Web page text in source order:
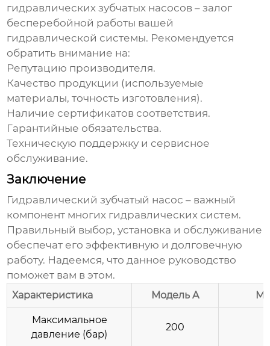
гидравлических зубчатых насосов – залог
бесперебойной работы вашей
гидравлической системы. Рекомендуется
обратить внимание на:
Репутацию производителя.
Качество продукции (используемые
материалы, точность изготовления).
Наличие сертификатов соответствия.
Гарантийные обязательства.
Техническую поддержку и сервисное
обслуживание.
Заключение
Гидравлический зубчатый насос – важный
компонент многих гидравлических систем.
Правильный выбор, установка и обслуживание
обеспечат его эффективную и долговечную
работу. Надеемся, что данное руководство
поможет вам в этом.
Характеристика Модель A
Максимальное
давление (бар)
200